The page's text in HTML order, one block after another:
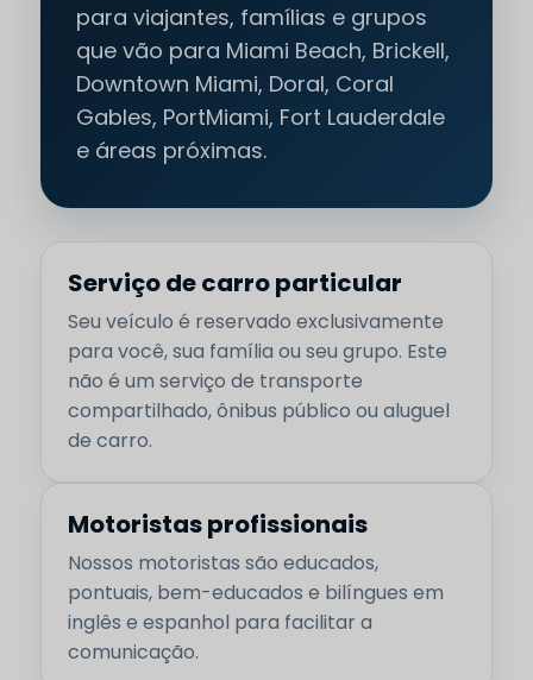
para viajantes, famílias e grupos
que vão para Miami Beach, Brickell,
Downtown Miami, Doral, Coral
Gables, PortMiami, Fort Lauderdale
e áreas próximas.
Serviço de carro particular
Seu veículo é reservado exclusivamente
para você, sua família ou seu grupo. Este
não é um serviço de transporte
compartilhado, ônibus público ou aluguel
de carro.
Motoristas profissionais
Nossos motoristas são educados,
pontuais, bem-educados e bilíngues em
inglês e espanhol para facilitar a
comunicação.